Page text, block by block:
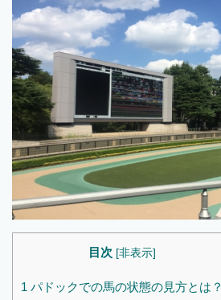
目次 [非表示]
1 パドックでの馬の状態の見方とは？